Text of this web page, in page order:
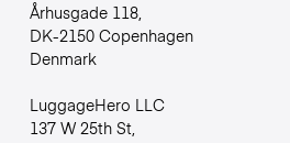
Århusgade 118,
DK-2150 Copenhagen
Denmark
LuggageHero LLC
137 W 25th St,